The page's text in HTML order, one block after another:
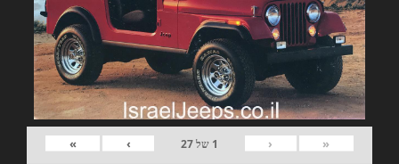
«
‹
1 של27
›
»